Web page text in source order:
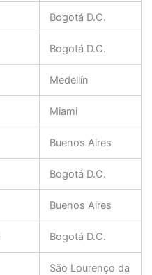
Bogotá D.C.
Bogotá D.C.
Medellín
Miami
Buenos Aires
Bogotá D.C.
Buenos Aires
Bogotá D.C.
São Lourenço da